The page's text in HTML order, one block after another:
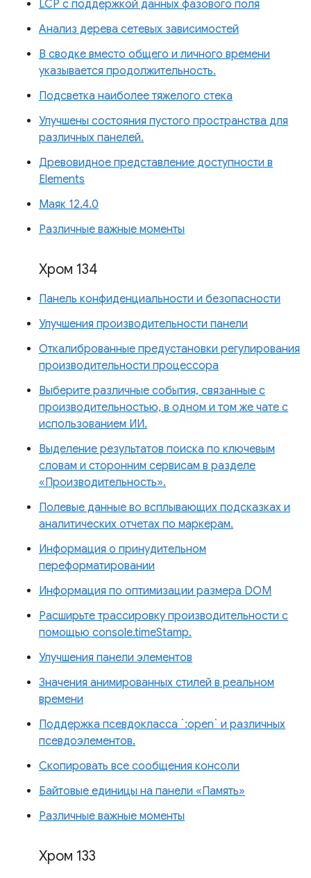
LCP с поддержкой данных фазового поля
Анализ дерева сетевых зависимостей
В сводке вместо общего и личного времени
указывается продолжительность.
Подсветка наиболее тяжелого стека
Улучшены состояния пустого пространства для
различных панелей.
Древовидное представление доступности в
Elements
Маяк 12.4.0
Различные важные моменты
Хром 134
Панель конфиденциальности и безопасности
Улучшения производительности панели
Откалиброванные предустановки регулирования
производительности процессора
Выберите различные события, связанные с
производительностью, в одном и том же чате с
использованием ИИ.
Выделение результатов поиска по ключевым
словам и сторонним сервисам в разделе
«Производительность».
Полевые данные во всплывающих подсказках и
аналитических отчетах по маркерам.
Информация о принудительном
переформатировании
Информация по оптимизации размера DOM
Расширьте трассировку производительности с
помощью console.timeStamp.
Улучшения панели элементов
Значения анимированных стилей в реальном
времени
Поддержка псевдокласса `:open` и различных
псевдоэлементов.
Скопировать все сообщения консоли
Байтовые единицы на панели «Память»
Различные важные моменты
Хром 133